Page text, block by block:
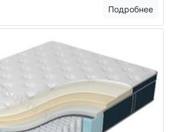
Подробнее